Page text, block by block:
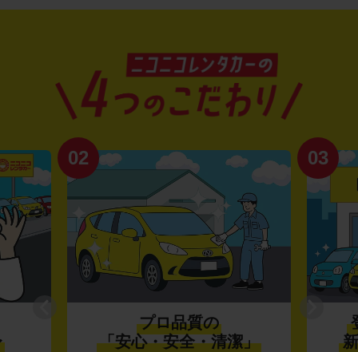
02
プロ品質の
「安心・安全・清潔」
03